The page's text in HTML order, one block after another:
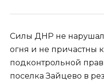
Силы ДНР не
огня и не причастны
подконтрольной
поселка Зайцево в